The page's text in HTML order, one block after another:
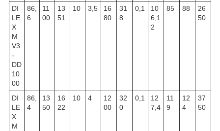
DI
LE
X
M
V3
-
DD
10
00
86,
6
11
00
13
51
10 3,5
16
80
31
8
0,1
10
6,1
2
85 88
26
50
DI
LE
X
M
86,
4
13
50
16
22
10 4
12
00
32
0
0,1
12
7,4
11
9
12
4
37
50